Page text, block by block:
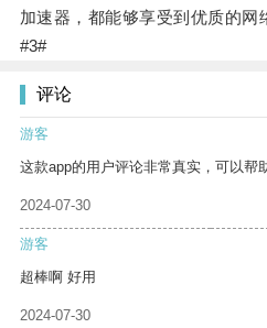
加速器，都能够享受到优质的网
#3#
评论
游客
这款app的用户评论非常真实，可以帮
2024-07-30
游客
超棒啊 好用
2024-07-30